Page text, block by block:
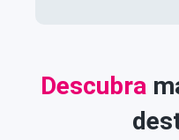
Descubra